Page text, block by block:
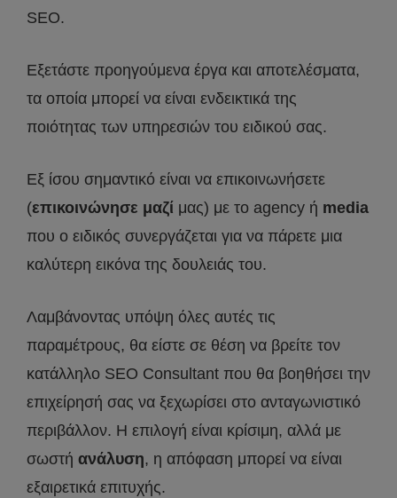
SEO.
Εξετάστε προηγούμενα έργα και αποτελέσματα,
τα οποία μπορεί να είναι ενδεικτικά της
ποιότητας των υπηρεσιών του ειδικού σας.
Εξ ίσου σημαντικό είναι να επικοινωνήσετε
(επικοινώνησε μαζί μας) με το agency ή media
που ο ειδικός συνεργάζεται για να πάρετε μια
καλύτερη εικόνα της δουλειάς του.
Λαμβάνοντας υπόψη όλες αυτές τις
παραμέτρους, θα είστε σε θέση να βρείτε τον
κατάλληλο SEO Consultant που θα βοηθήσει την
επιχείρησή σας να ξεχωρίσει στο ανταγωνιστικό
περιβάλλον. Η επιλογή είναι κρίσιμη, αλλά με
σωστή ανάλυση, η απόφαση μπορεί να είναι
εξαιρετικά επιτυχής.